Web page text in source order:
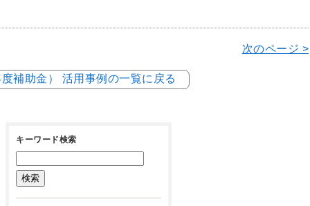
次のページ >
補助金） 活用事例の一覧に戻る
キーワード検索